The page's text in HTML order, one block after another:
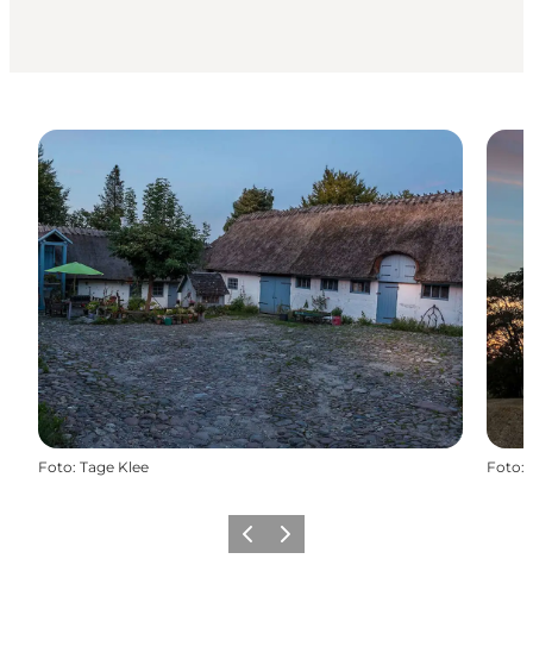
Foto: Tage Klee Foto:
ForrigeNæste